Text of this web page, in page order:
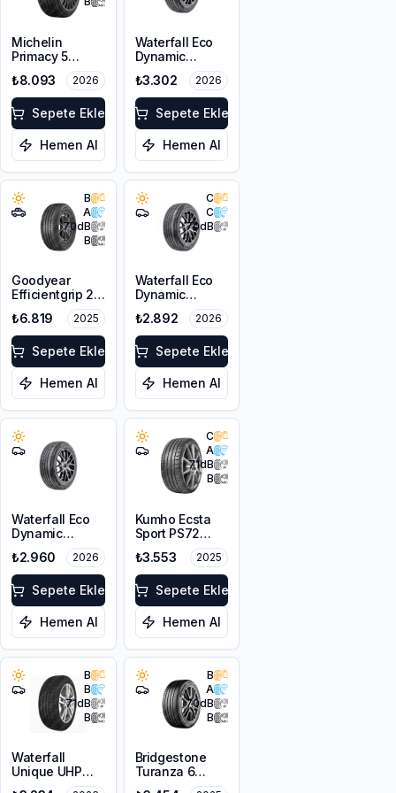
Michelin
Primacy 5
225/55R18 98V
₺8.093 2026
Sepete Ekle
Hemen Al
Waterfall Eco
Dynamic
225/45R18 95W
XL
₺3.302 2026
Sepete Ekle
Hemen Al
B
A
70dB
B
Goodyear
Efficientgrip 2
SUV 225/55R18
98V
₺6.819 2025
Sepete Ekle
Hemen Al
C
C
70dB
Waterfall Eco
Dynamic
225/45R17 94W
XL
₺2.892 2026
Sepete Ekle
Hemen Al
Waterfall Eco
Dynamic
215/45R17 91V
XL
₺2.960 2026
Sepete Ekle
Hemen Al
C
A
71dB
B
Kumho Ecsta
Sport PS72
225/45ZR17
91Y EV
₺3.553 2025
Sepete Ekle
Hemen Al
B
B
71dB
B
Waterfall
Unique UHP
215/55R17 94W
B
A
70dB
B
Bridgestone
Turanza 6
225/55R17 101W